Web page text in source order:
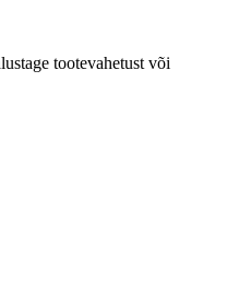
tootevahetust või